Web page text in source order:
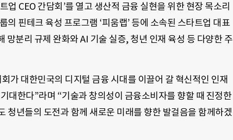
업 CEO 간담회’를 열고 생산적 금융 실현을 위한 현장 목소리
의 핀테크 육성 프로그램 ‘피움랩’ 등에 소속된 스타트업 대표
망분리 규제 완화와 AI 기술 실증, 청년 인재 육성 등 다양한 주
가 대한민국의 디지털 금융 시대를 이끌어 갈 혁신적인 인재
대한다”라며 “기술과 창의성이 금융소비자를 향할 때 진정한
청년들의 도전과 함께 새로운 미래를 향한 발걸음을 함께하겠